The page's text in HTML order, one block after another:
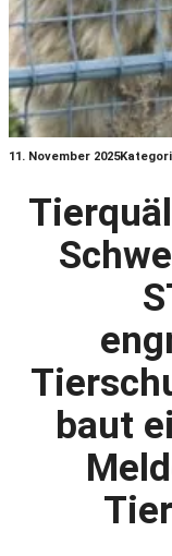
11. November 2025
baut